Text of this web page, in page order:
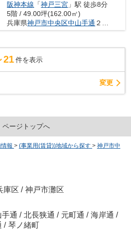
阪神本線 「神戸三宮 」駅 徒歩8分
5階 / 49.00坪(162.00㎡)
兵庫県神戸市中央区中山手通 ２丁目
21 件を表示
変更
ページトップへ
報 > (事業用(賃貸))地域から探す > 神戸市中
庫区 / 神戸市灘区
手通 / 北長狭通 / 元町通 / 海岸通 /
/ 琴ノ緒町